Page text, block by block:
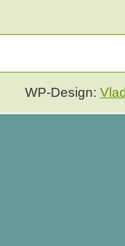
WP-Design: